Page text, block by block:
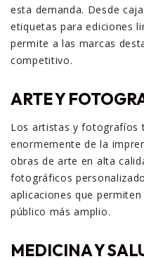
esta demanda. Desde
etiquetas para ediciones
permite a las marcas
competitivo.
ARTE Y
Los artistas y fotografíos
enormemente de la
obras de arte en alta
fotográficos
aplicaciones que
público más amplio.
MEDICINA Y